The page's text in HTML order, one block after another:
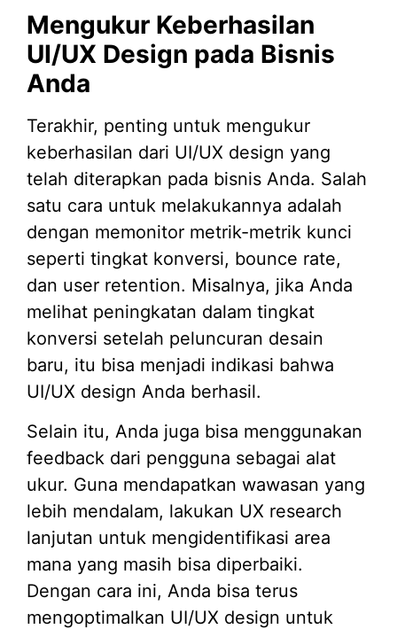
Mengukur Keberhasilan
UI/UX Design pada Bisnis
Anda
Terakhir, penting untuk mengukur
keberhasilan dari UI/UX design yang
telah diterapkan pada bisnis Anda. Salah
satu cara untuk melakukannya adalah
dengan memonitor metrik-metrik kunci
seperti tingkat konversi, bounce rate,
dan user retention. Misalnya, jika Anda
melihat peningkatan dalam tingkat
konversi setelah peluncuran desain
baru, itu bisa menjadi indikasi bahwa
UI/UX design Anda berhasil.
Selain itu, Anda juga bisa menggunakan
feedback dari pengguna sebagai alat
ukur. Guna mendapatkan wawasan yang
lebih mendalam, lakukan UX research
lanjutan untuk mengidentifikasi area
mana yang masih bisa diperbaiki.
Dengan cara ini, Anda bisa terus
mengoptimalkan UI/UX design untuk